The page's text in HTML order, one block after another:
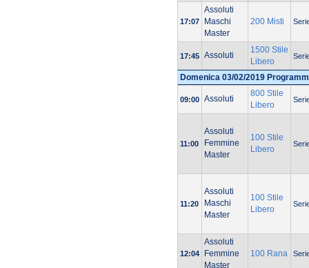
17:07
Assoluti
Maschi
Master
200 Misti
17:45 Assoluti
1500 Stile
Libero
Domenica 03/02/2019
09:00 Assoluti
800 Stile
Libero
11:00
Assoluti
Femmine
Master
100 Stile
Libero
11:20
Assoluti
Maschi
Master
100 Stile
Libero
12:04
Assoluti
Femmine
Master
100 Rana